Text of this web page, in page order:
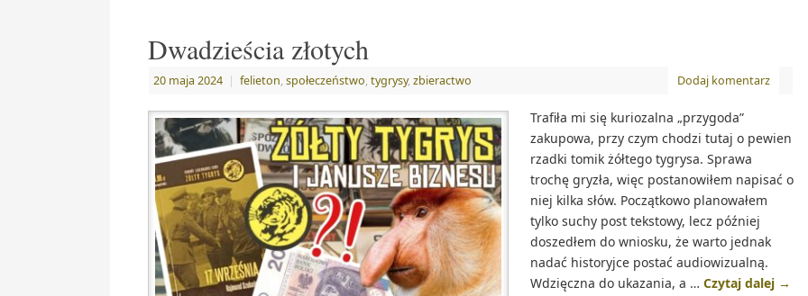
Dwadzieścia złotych
20 maja 2024 | felieton, społeczeństwo, tygrysy, zbieractwo Dodaj komentarz
Trafiła mi się kuriozalna „przygoda”
zakupowa, przy czym chodzi tutaj o pewien
rzadki tomik żółtego tygrysa. Sprawa
trochę gryzła, więc postanowiłem napisać o
niej kilka słów. Początkowo planowałem
tylko suchy post tekstowy, lecz później
doszedłem do wniosku, że warto jednak
nadać historyjce postać audiowizualną.
Wdzięczna do ukazania, a … Czytaj dalej →